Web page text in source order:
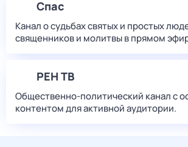
Спас
Канал о судьбах святых и простых
священников и молитвы в прямом
РЕН ТВ
Общественно-политический канал с
контентом для активной аудитории.